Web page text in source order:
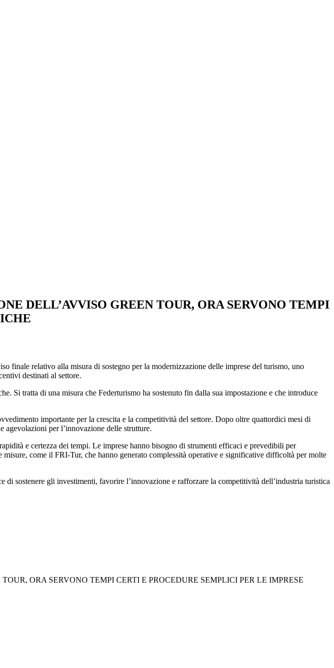
DELL’AVVISO GREEN TOUR, ORA SERVONO TEMPI
finale relativo alla misura di sostegno per la modernizzazione delle imprese del turismo, uno
destinati al settore.
Si tratta di una misura che Federturismo ha sostenuto fin dalla sua impostazione e che introduce
importante per la crescita e la competitività del settore. Dopo oltre quattordici mesi di
agevolazioni per l’innovazione delle strutture.
e certezza dei tempi. Le imprese hanno bisogno di strumenti efficaci e prevedibili per
come il FRI-Tur, che hanno generato complessità operative e significative difficoltà per molte
di sostenere gli investimenti, favorire l’innovazione e rafforzare la competitività dell’industria turistica
ORA SERVONO TEMPI CERTI E PROCEDURE SEMPLICI PER LE IMPRESE